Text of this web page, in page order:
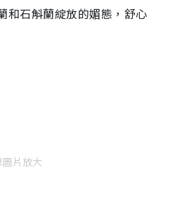
和石斛蘭綻放的媚態，舒心
圖片放大